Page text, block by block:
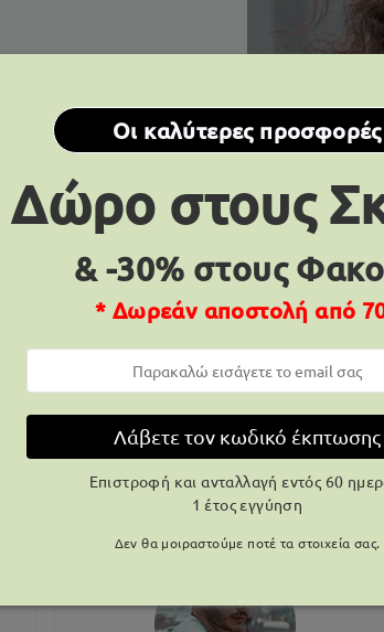
Σάπφιρο
Οι καλύτερες προσφορές
Δώρο στους
& -30% στους
* Δωρεάν αποστολή από
Λάβετε τον κωδικό έκπτωσης
Επιστροφή και ανταλλαγή εντός 60
1 έτος εγγύηση
Δεν θα μοιραστούμε ποτέ τα στοιχεία σας.